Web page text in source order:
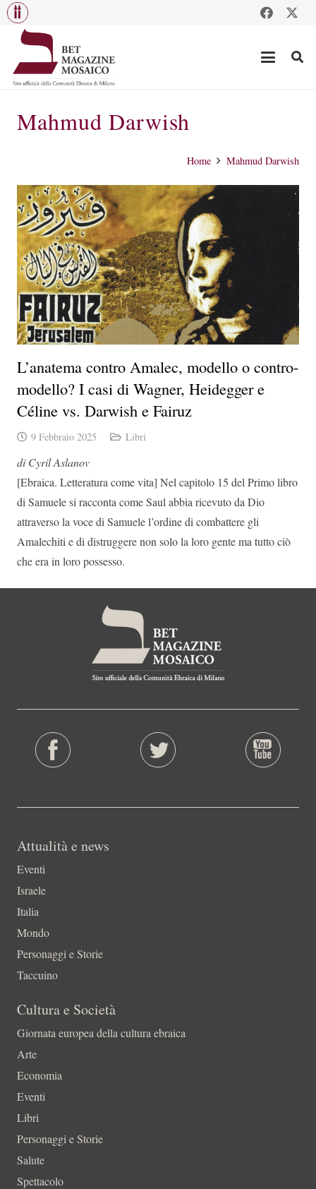
Mahmud Darwish
Home Mahmud Darwish
L’anatema contro Amalec, modello o contro-
modello? I casi di Wagner, Heidegger e
Céline vs. Darwish e Fairuz
9 Febbraio 2025 Libri
di Cyril Aslanov
[Ebraica. Letteratura come vita] Nel capitolo 15 del Primo libro
di Samuele si racconta come Saul abbia ricevuto da Dio
attraverso la voce di Samuele l’ordine di combattere gli
Amalechiti e di distruggere non solo la loro gente ma tutto ciò
che era in loro possesso.
Attualità e news
Eventi
Israele
Italia
Mondo
Personaggi e Storie
Taccuino
Cultura e Società
Giornata europea della cultura ebraica
Arte
Economia
Eventi
Libri
Personaggi e Storie
Salute
Spettacolo